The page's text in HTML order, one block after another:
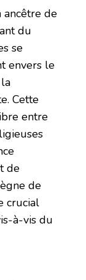
de
du
se
envers le
Cette
entre
de
de
crucial
à-vis du